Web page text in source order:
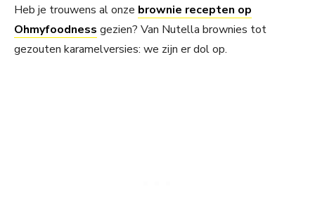
Heb je trouwens al onze brownie recepten op
Ohmyfoodness gezien? Van Nutella brownies tot
gezouten karamelversies: we zijn er dol op.